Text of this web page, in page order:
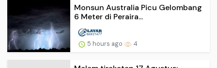
Monsun Australia Picu Gelombang
6 Meter di Peraira...
5 hours ago 4